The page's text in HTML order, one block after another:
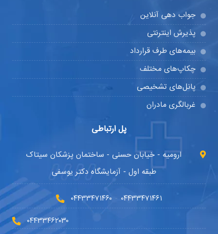
جواب دهی آنلاین
پذیرش اینترنتی
بیمه‌های طرف قرارداد
چکاپ‌های مختلف
پانل‌های تشخیصی
غربالگری مادران
پل ارتباطی
ارومیه - خیابان حسنی - ساختمان پزشکان سیتاک
طبقه اول - آزمایشگاه دکتر یوسفی
۰۴۴۳۳۴۷۱۴۶۰ - ۰۴۴۳۳۴۷۱۴۶۱
۰۴۴۳۳۴۶۲۰۳۰